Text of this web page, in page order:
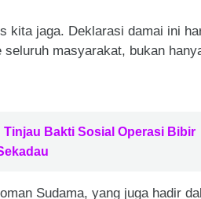
kita jaga. Deklarasi damai ini
masyarakat, bukan
Tinjau Bakti Sosial Operasi Bibir
Sudama, yang juga hadir